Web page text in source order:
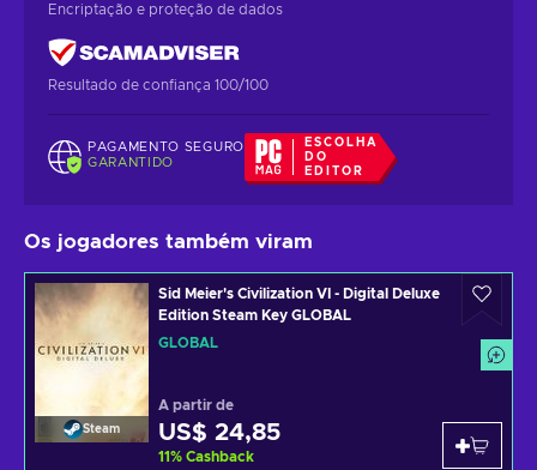
Encriptação e proteção de dados
Resultado de confiança 100/100
PAGAMENTO SEGURO
GARANTIDO
ESCOLHA
DO
EDITOR
Os jogadores também viram
Steam
Sid Meier's Civilization VI - Digital Deluxe
Edition Steam Key GLOBAL
GLOBAL
A partir de
US$ 24,85
11% Cashback